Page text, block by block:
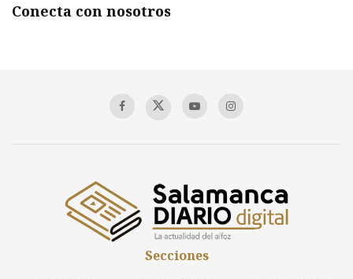
Conecta con nosotros
Secciones